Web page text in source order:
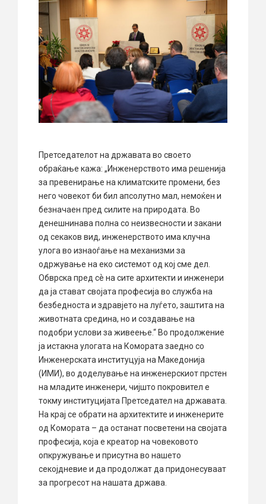
Претседателот на државата во своето
обраќање кажа: „Инженерството има решенија
за превенирање на климатските промени, без
него човекот би бил апсолутно мал, немоќен и
безначаен пред силите на природата. Во
денешнинава полна со неизвесности и закани
од секаков вид, инженерството има клучна
улога во изнаоѓање на механизми за
одржување на еко системот од кој сме дел.
Обврска пред сѐ на сите архитекти и инженери
да ја стават својата професија во служба на
безбедноста и здравјето на луѓето, заштита на
животната средина, но и создавање на
подобри услови за живеење.“ Во продолжение
ја истакна улогата на Комората заедно со
Инженерската институцуја на Македонија
(ИМИ), во доделување на инженерскиот прстен
на младите инженери, чијшто покровител е
токму институцијата Претседател на државата.
На крај се обрати на архитектите и инженерите
од Комората – да останат посветени на својата
професија, која е креатор на човековото
опкружување и присутна во нашето
секојдневие и да продолжат да придонесуваат
за прогресот на нашата држава.